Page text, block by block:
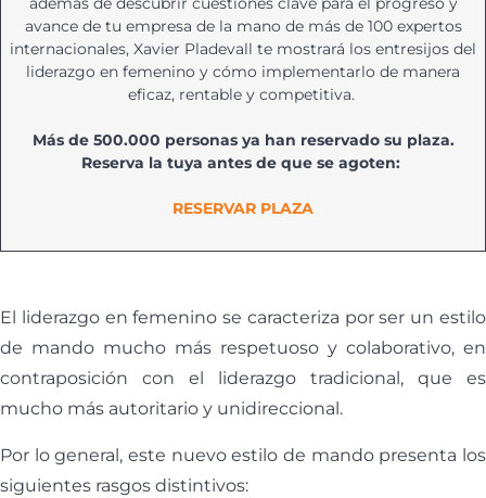
avance de tu empresa de la mano de más de 100 expertos
internacionales, Xavier Pladevall te mostrará los entresijos del
liderazgo en femenino y cómo implementarlo de manera
eficaz, rentable y competitiva.
Más de 500.000 personas ya han reservado su plaza.
Reserva la tuya antes de que se agoten:
RESERVAR PLAZA
El liderazgo en femenino se caracteriza por ser un estilo
de mando mucho más respetuoso y colaborativo, en
contraposición con el liderazgo tradicional, que es
mucho más autoritario y unidireccional.
Por lo general, este nuevo estilo de mando presenta los
siguientes rasgos distintivos: